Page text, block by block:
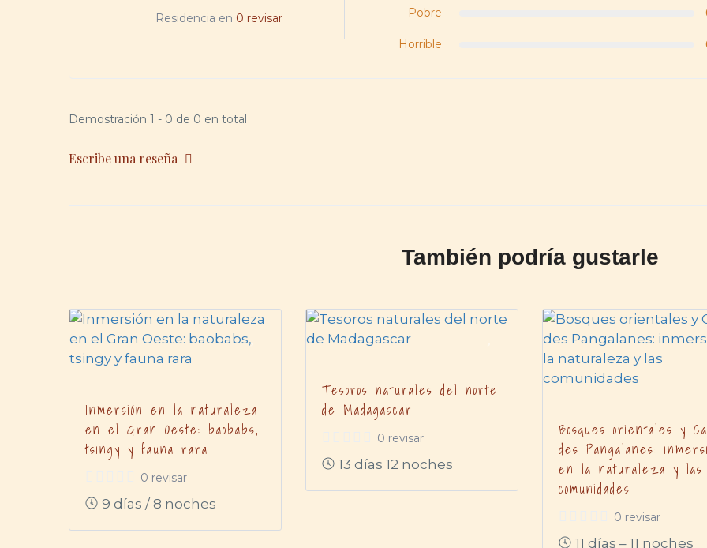
Residencia en 0 revisar Pobre
Horrible
Demostración 1 - 0 de 0 en total
Escribe una reseña
También podría gustarle
Inmersión en la naturaleza
en el Gran Oeste: baobabs,
tsingy y fauna rara
0 revisar
9 días / 8 noches
Tesoros naturales del norte
de Madagascar
0 revisar
13 días 12 noches
Bosques orientales y
des Pangalanes:
en la naturaleza y las
comunidades
0 revisar
11 días – 11 noches